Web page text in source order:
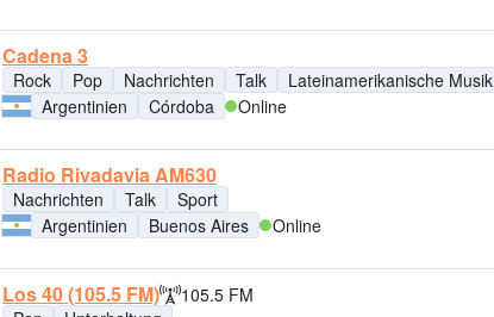
Cadena 3
Rock Pop Nachrichten Talk Lateinamerikanische Musik
Argentinien
Córdoba Online
Radio Rivadavia AM630
Nachrichten Talk
Sport
Argentinien
Buenos Aires Online
Los 40 (105.5 FM)
105.5 FM